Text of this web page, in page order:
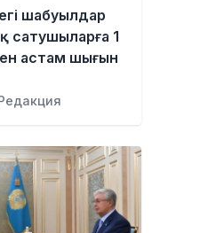
шабуылдар
сатушыларға 1
астам шығын